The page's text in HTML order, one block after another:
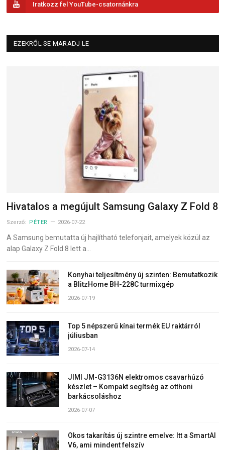
Iratkozz fel YouTube-csatornánkra
EZEKRŐL SE MARADJ LE
Hivatalos a megújult Samsung Galaxy Z Fold 8
Szerző: PÉTER 2026-07-22
A Samsung bemutatta új hajlítható telefonjait, amelyek közül az
alap Galaxy Z Fold 8 lett a…
Konyhai teljesítmény új szinten: Bemutatkozik
a BlitzHome BH-228C turmixgép
2026-07-19
Top 5 népszerű kínai termék EU raktárról
júliusban
2026-07-14
JIMI JM-G3136N elektromos csavarhúzó
készlet – Kompakt segítség az otthoni
barkácsoláshoz
2026-07-07
Okos takarítás új szintre emelve: Itt a SmartAI
V6, ami mindent felszív